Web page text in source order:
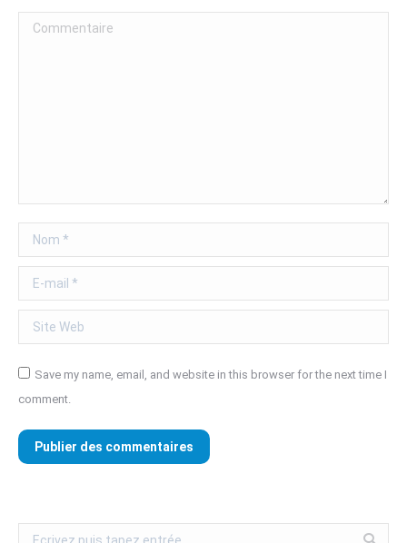
Commentaire
Nom *
E-mail *
Site Web
Save my name, email, and website in this browser for the next time I
comment.
Publier des commentaires